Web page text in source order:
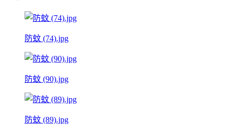
防蚊 (74).jpg
防蚊 (90).jpg
防蚊 (89).jpg